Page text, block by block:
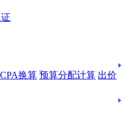
换算 预算分配计算 出价